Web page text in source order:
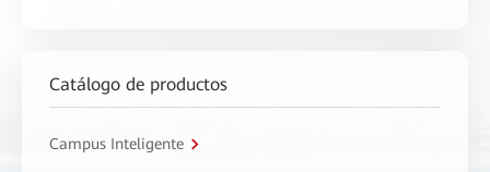
Catálogo de productos
Campus Inteligente